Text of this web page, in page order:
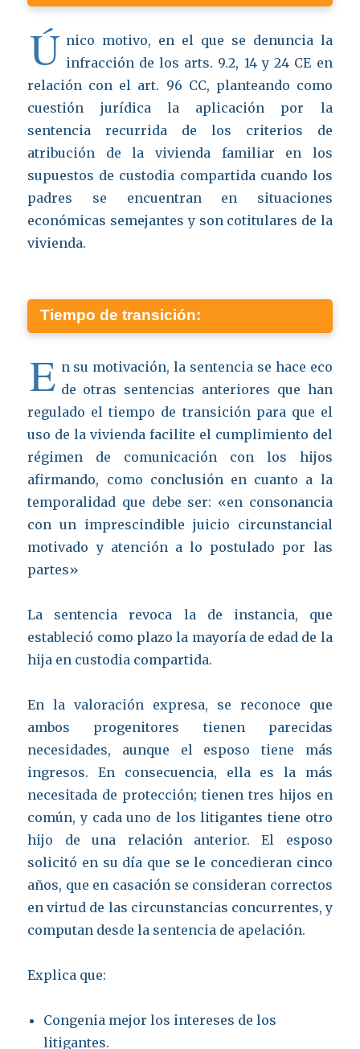
Ú nico motivo, en el que se denuncia la
infracción de los arts. 9.2, 14 y 24 CE en
relación con el art. 96 CC, planteando como
cuestión jurídica la aplicación por la
sentencia recurrida de los criterios de
atribución de la vivienda familiar en los
supuestos de custodia compartida cuando los
padres se encuentran en situaciones
económicas semejantes y son cotitulares de la
vivienda.
Tiempo de transición:
E n su motivación, la sentencia se hace eco
de otras sentencias anteriores que han
regulado el tiempo de transición para que el
uso de la vivienda facilite el cumplimiento del
régimen de comunicación con los hijos
afirmando, como conclusión en cuanto a la
temporalidad que debe ser: «en consonancia
con un imprescindible juicio circunstancial
motivado y atención a lo postulado por las
partes»
La sentencia revoca la de instancia, que
estableció como plazo la mayoría de edad de la
hija en custodia compartida.
En la valoración expresa, se reconoce que
ambos progenitores tienen parecidas
necesidades, aunque el esposo tiene más
ingresos. En consecuencia, ella es la más
necesitada de protección; tienen tres hijos en
común, y cada uno de los litigantes tiene otro
hijo de una relación anterior. El esposo
solicitó en su día que se le concedieran cinco
años, que en casación se consideran correctos
en virtud de las circunstancias concurrentes, y
computan desde la sentencia de apelación.
Explica que:
Congenia mejor los intereses de los
litigantes.